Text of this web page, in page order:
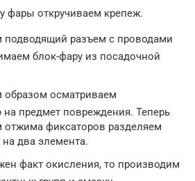
фары откручиваем крепеж.
подводящий разъем с проводами
блок-фару из посадочной
осматриваем
на предмет повреждения. Теперь
отжима фиксаторов разделяем
два элемента.
факт окисления, то производим